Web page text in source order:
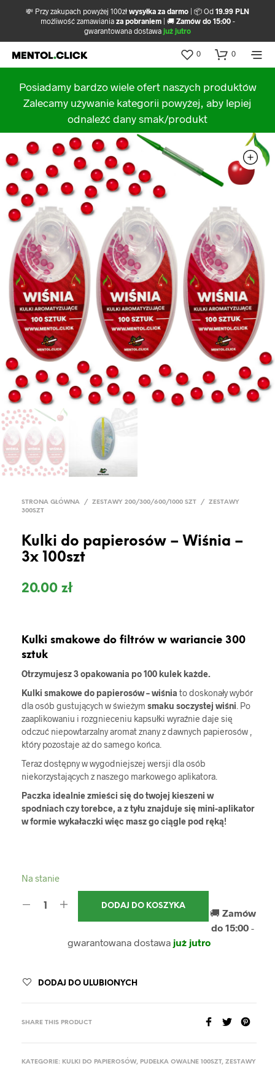
💸 Przy zakupach powyżej 100zł wysyłka za darmo | 📦 Od 19.99 PLN
możliwość zamawiania za pobraniem| 🚚 Zamów do 15:00-
gwarantowana dostawa już jutro
0 0
Posiadamy bardzo wiele ofert naszych produktów
Zalecamy używanie kategorii powyżej, aby lepiej
odnaleźć dany smak/produkt
STRONA GŁÓWNA / ZESTAWY 200/300/600/1000 SZT /
ZESTAWY
300SZT
Kulki do papierosów – Wiśnia –
3x 100szt
20.00 zł
Kulki smakowe do filtrów w wariancie 300
sztuk
Otrzymujesz 3 opakowania po 100 kulek każde.
Kulki smakowe do papierosów – wiśnia to doskonały wybór
dla osób gustujących w świeżym smaku soczystej wiśni . Po
zaaplikowaniu i rozgnieceniu kapsułki wyraźnie daje się
odczuć niepowtarzalny aromat znany z dawnych papierosów ,
który pozostaje aż do samego końca.
Teraz dostępny w wygodniejszej wersji dla osób
niekorzystających z naszego markowego aplikatora.
Paczka idealnie zmieści się do twojej kieszeni w
spodniach czy torebce, a z tyłu znajduje się mini-aplikator
w formie wykałaczki więc masz go ciągle pod ręką!
Na stanie
DODAJ DO KOSZYKA
🚚 Zamów
do 15:00 -
gwarantowana dostawa już jutro
DODAJ DO ULUBIONYCH
SHARE THIS PRODUCT
KATEGORIE: KULKI DO PAPIEROSÓW, PUDEŁKA OWALNE 100SZT, ZESTAWY